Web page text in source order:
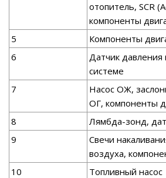
отопитель, SCR
компоненты
5
Компоненты
6
Датчик давления
системе
7
Насос ОЖ,
ОГ, компоненты
8
Лямбда-зонд,
9
Свечи
воздуха,
10
Топливный насос